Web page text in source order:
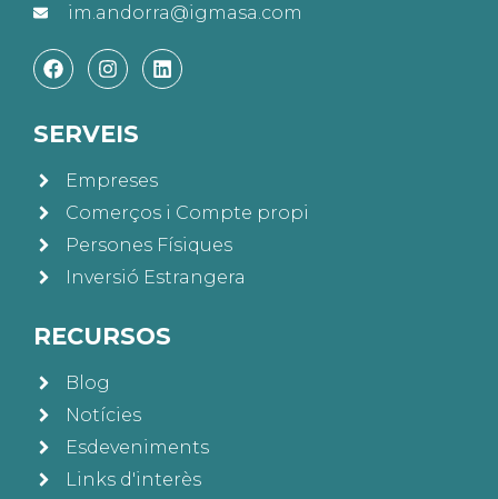
im.andorra@igmasa.com
SERVEIS
Empreses
Comerços i Compte propi
Persones Físiques
Inversió Estrangera
RECURSOS
Blog
Notícies
Esdeveniments
Links d'interès